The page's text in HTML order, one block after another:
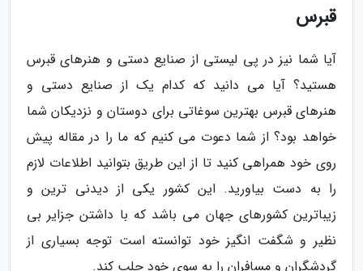
قبرس
آیا شما نیز در پی لیستی از صنایع دستی و هنرهای قبرس
هستید؟ آیا می دانید که کدام یک از صنایع دستی و
هنرهای قبرس بهترین سوغاتی برای دوستان و نزدیکان شما
خواهد بود؟ از شما دعوت می کنیم که ما را در مقاله پیش
روی خود همراهی کنید تا از این طریق بتوانید اطلاعات لازم
را به دست بیاورید. این کشور یکی از دیدنی ترین و
زیباترین کشورهای جهان می باشد که با داشتن جزایر بی
نظیر و شگفت انگیز خود توانسته است توجه بسیاری از
گردشگران و مسافران را به سوی خود جلب کند.